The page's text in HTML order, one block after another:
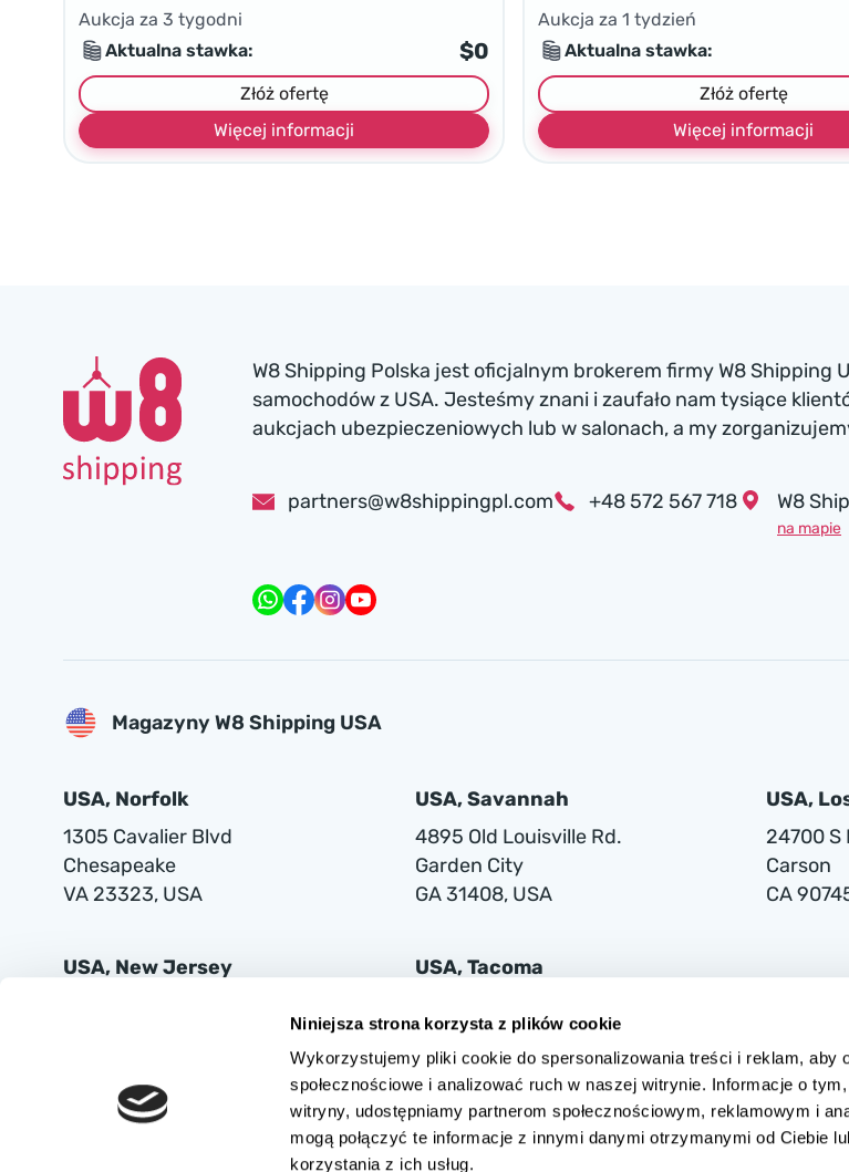
Niniejsza strona korzysta z plików cookie
Wykorzystujemy pliki cookie do spersonalizowania treści i reklam, aby
społecznościowe i analizować ruch w naszej witrynie. Informacje o
witryny, udostępniamy partnerom społecznościowym, reklamowym i
mogą połączyć te informacje z innymi danymi otrzymanymi od Ciebie
korzystania z ich usług.
Aukcja za 3 tygodni
Aktualna stawka:
$0
Złóż ofertę
Więcej informacji
Aukcja za1 tydzień
Aktualna stawka:
Złóż ofertę
Więcej informacji
W8 Shipping Polska jest oficjalnym brokerem firmy W8 Shipping
samochodów z USA. Jesteśmy znani i zaufało nam tysiące
aukcjach ubezpieczeniowych lub w salonach, a my
partners@w8shippingpl.com +48 572 567 718 W8
na mapie
Magazyny W8 Shipping USA
USA, Norfolk
1305 Cavalier Blvd
Chesapeake
VA 23323, USA
USA, Savannah
4895 Old Louisville Rd.
Garden City
GA 31408, USA
USA,
24700 S
Carson
CA
USA, New Jersey
USA, Tacoma
Tacoma
WA 98421